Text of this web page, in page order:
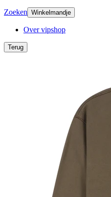
Zoeken Winkelmandje
Over vipshop
Terug